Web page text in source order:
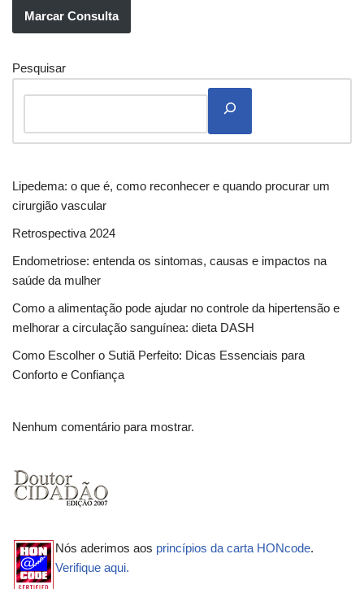
Marcar Consulta
Pesquisar
Lipedema: o que é, como reconhecer e quando procurar um
cirurgião vascular
Retrospectiva 2024
Endometriose: entenda os sintomas, causas e impactos na
saúde da mulher
Como a alimentação pode ajudar no controle da hipertensão e
melhorar a circulação sanguínea: dieta DASH
Como Escolher o Sutiã Perfeito: Dicas Essenciais para
Conforto e Confiança
Nenhum comentário para mostrar.
Nós aderimos aos princípios da carta HONcode.
Verifique aqui.